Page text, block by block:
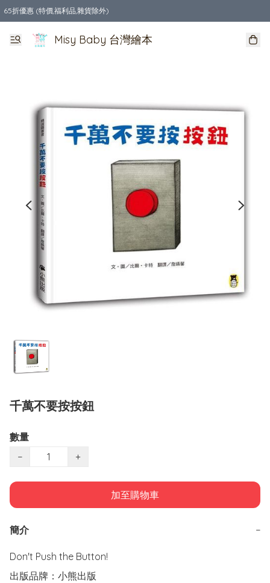
65折優惠 (特價,福利品,雜貨除外)
全店購物滿$550，免運費
Misy Baby 台灣繪本
千萬不要按按鈕
數量
−
+
加至購物車
簡介 −
Don't Push the Button!
出版品牌：小熊出版